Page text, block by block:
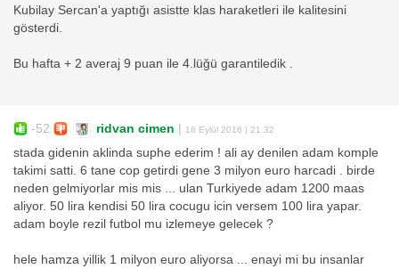
Kubilay Sercan'a yaptığı asistte klas haraketleri ile kalitesini
gösterdi.
Bu hafta + 2 averaj 9 puan ile 4.lüğü garantiledik .
-52 ridvan cimen | 16 Eylül 2016 | 21:32
stada gidenin aklinda suphe ederim ! ali ay denilen adam komple
takimi satti. 6 tane cop getirdi gene 3 milyon euro harcadi . birde
neden gelmiyorlar mis mis ... ulan Turkiyede adam 1200 maas
aliyor. 50 lira kendisi 50 lira cocugu icin versem 100 lira yapar.
adam boyle rezil futbol mu izlemeye gelecek ?
hele hamza yillik 1 milyon euro aliyorsa ... enayi mi bu insanlar